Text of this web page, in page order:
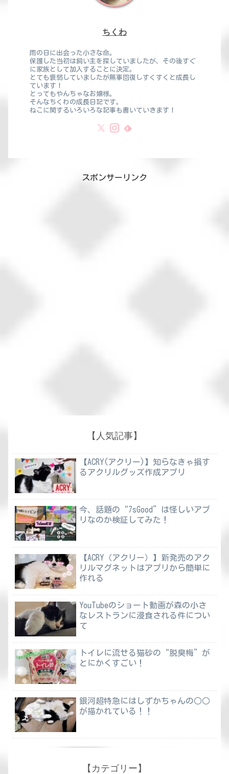
ちくわ
雨の日に出会った小さな命。
保護した当初は飼い主を探していましたが、その後すぐ
に家族として加入することに決定。
とても衰弱していましたが無事回復しすくすくと成長し
ています！
とってもやんちゃなお嬢様。
そんなちくわの成長日記です。
ねこに関するいろいろな記事も書いていきます！
スポンサーリンク
【人気記事】
【ACRY(アクリー)】知らなきゃ損す
るアクリルグッズ作成アプリ
今、話題の“7sGood”は怪しいアプ
リなのか検証してみた！
【ACRY（アクリー）】新発売のアク
リルマグネットはアプリから簡単に
作れる
YouTubeのショート動画が森の小さ
なレストランに浸食される件につい
て
トイレに流せる猫砂の“脱臭梅”が
とにかくすごい！
銀河超特急にはしずかちゃんの○○
が描かれている！！
【カテゴリー】